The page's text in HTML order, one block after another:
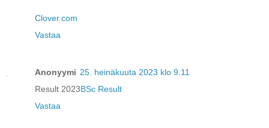
Clover.com
Vastaa
Anonyymi 25. heinäkuuta 2023 klo 9.11
Result 2023BSc Result
Vastaa